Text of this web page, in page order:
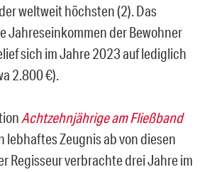
weltweit höchsten (2). Das
Jahreseinkommen der Bewohner
sich im Jahre 2023 auf lediglich
2.800 €).
Achtzehnjährige am Fließband
lebhaftes Zeugnis ab von diesen
Regisseur verbrachte drei Jahre im